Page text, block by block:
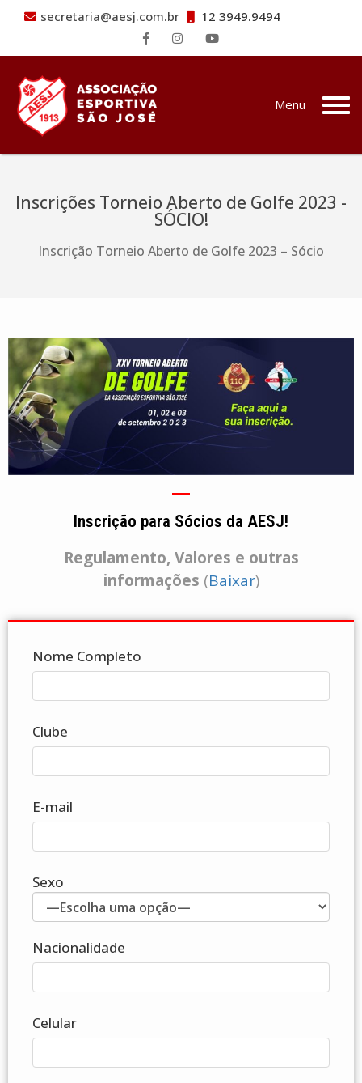
Pular para o conteúdo
secretaria@aesj.com.br 12 3949.9494
Menu
Inscrições Torneio Aberto de Golfe 2023 -
SÓCIO!
Inscrição Torneio Aberto de Golfe 2023 – Sócio
Inscrição para Sócios da AESJ!
Regulamento, Valores e outras
informações (Baixar)
Nome Completo
Clube
E-mail
Sexo
Nacionalidade
Celular